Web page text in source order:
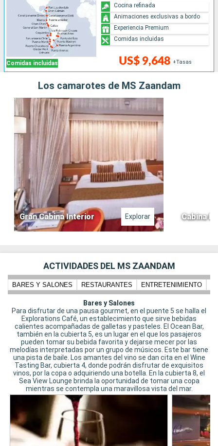
Comidas incluidas US$ 9,648 +Tasas
Cocina refinada
Animaciones exclusivas a bordo
Experiencia Premium
Comidas incluidas
Los camarotes de MS Zaandam
Gran Cabina Interior Explorar Cabina
ACTIVIDADES DEL MS ZAANDAM
BARES Y SALONES RESTAURANTES ENTRETENIMIENTO
Bares y Salones
Para disfrutar de una pausa gourmet, en el puente 5 se halla el
Explorations Café, un establecimiento que sirve bebidas
calientes acompañadas de galletas y pasteles. El Ocean Bar,
también en la cubierta 5, es un lugar en el que los pasajeros
pueden tomar su bebida favorita y dejarse mecer por las
melodías interpretadas por un grupo de músicos. Este bar tiene
una pista de baile. Los amantes del vino se dan cita en el Wine
Tasting Bar, cubierta 4, donde podrán disfrutar de exquisitos
vinos, por la copa o adquiriendo una botella. En la cubierta 8, el
Sea View Lounge brinda la oportunidad de tomar una copa
mientras se contempla una maravillosa vista del mar.